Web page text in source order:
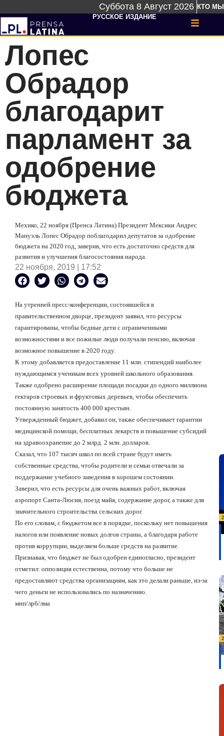
Суббота 8 Август 2026 КТО МЫ
РУССКОЕ ИЗДАНИЕ
Лопес
Обрадор
благодарит
парламент за
одобрение
бюджета
Мехико, 22 ноября (Пренса Латина) Президент Мексики Андрес
Мануэль Лопес Обрадор поблагодарил депутатов за одобрение
бюджета на 2020 год, заверив, что есть достаточно средств для
развития и улучшения благосостояния народа.
22 ноября, 2019 | 17:52
На утренней пресс-конференции, состоявшейся в
правительственном дворце, президент заявил, что ресурсы
гарантированы, чтобы бедные дети с ограниченными
возможностями и все пожилые люди получали пенсию, включая
возможное повышение в 2020 году.
К этому добавляется предоставление 11 млн. стипендий наиболее
нуждающимся ученикам всех уровней школьного образования.
Также одобрено расширение площади посадки до одного миллиона
гектаров строевых и фруктовых деревьев, чтобы обеспечить
постоянную занятость 400 000 крестьян.
Утвержденный бюджет, добавил он, также обеспечивает гарантии
медицинской помощи, бесплатных лекарств и повышение субсидий
на здравоохранение до 2 млрд. 2 млн. долларов.
Сказал, что 107 тысяч школ по всей стране будут иметь
собственные средства, чтобы родители и семьи отвечали за
поддержание учебного заведения в хорошем состоянии.
Заверил, что есть ресурсы для очень важных работ, включая
аэропорт Санта-Люсия, поезд майя, содержание дорог, а также для
значительного строительства сельских дорог.
По его словам, с бюджетом все в порядке, поскольку нет повышения
налогов или появление новых долгов страны, а благодаря работе
против коррупции, выделяем больше средств на развитие.
Признавая, что бюджет не был одобрен единогласно, президент
отметил: оппозиция естественна, потому что больше не
предоставляют средства организациям, как это делали раньше, из-за
чего деньги не использовались по назначению.
мнп/лрб/лма